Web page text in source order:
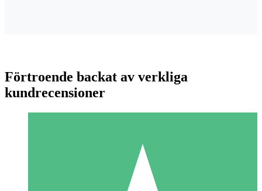
Individuella Kreditpaket
Förtroende backat av verkliga
kundrecensioner